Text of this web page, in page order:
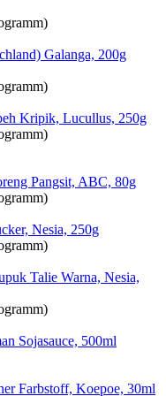
Galanga, 200g
Kripik, Lucullus, 250g
Pangsit, ABC, 80g
Nesia, 250g
Talie Warna, Nesia,
Sojasauce, 500ml
Farbstoff, Koepoe, 30ml